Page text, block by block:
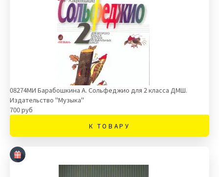
08274МИ Барабошкина А. Сольфеджио для 2 класса ДМШ.
Издательство "Музыка"
700 руб
К ТОВАРУ